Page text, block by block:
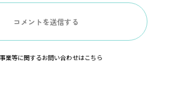
事業等に関するお問い合わせはこちら